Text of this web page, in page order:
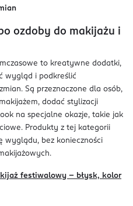
ozdoby do makijażu i
to kreatywne dodatki,
wygląd i podkreślić
Są przeznaczone dla osób,
dodać stylizacji
na specjalne okazje, takie jak
Produkty z tej kategorii
wyglądu, bez konieczności
festiwalowy – błysk, kolor